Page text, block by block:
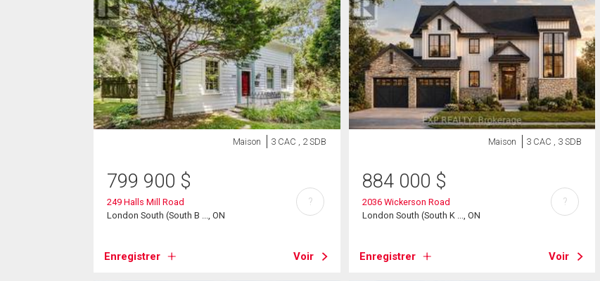
Maison 3 CAC , 2 SDB
799 900 $
249 Halls Mill Road
London South (South B ..., ON
Enregistrer Voir
?
Maison 3 CAC , 3 SDB
884 000 $
2036 Wickerson Road
London South (South K ..., ON
Enregistrer Voir
?